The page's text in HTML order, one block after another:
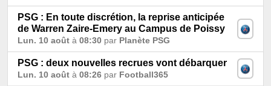
PSG : En toute discrétion, la reprise anticipée
de Warren Zaire-Emery au Campus de Poissy
Lun. 10 août à 08:30 par Planète PSG
PSG : deux nouvelles recrues vont débarquer
Lun. 10 août à 08:26 par Football365